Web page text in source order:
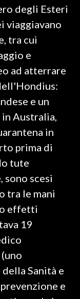
degli Esteri
viaggiavano
tra cui
e
ad atterrare
e un
Australia,
in
prima di
tute
sono scesi
tra le mani
effetti
19
Sanità e
e